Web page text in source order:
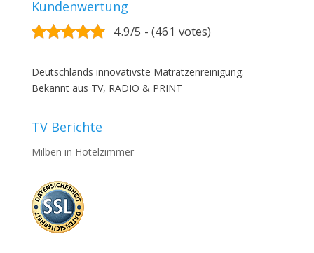
Kundenwertung
4.9/5 - (461 votes)
Deutschlands innovativste Matratzenreinigung.
Bekannt aus TV, RADIO & PRINT
TV Berichte
Milben in Hotelzimmer